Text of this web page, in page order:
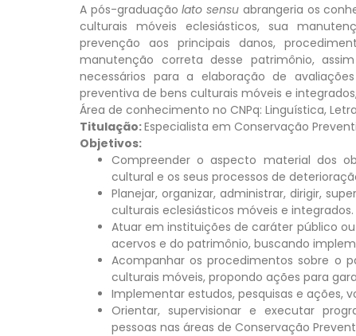
A pós-graduaçãolato sensu abrangeria os
culturais móveis eclesiásticos, sua
prevenção aos principais danos,
manutenção correta desse patrimônio,
necessários para a elaboração de
preventiva de bens culturais móveis e
Área de conhecimento no CNPq: Linguística,
Titulação:Especialista em Conservação
Objetivos:
Compreender o aspecto material dos
cultural e os seus processos de
Planejar, organizar, administrar, dirigir,
culturais eclesiásticos móveis e integrados.
Atuar em instituições de caráter público
acervos e do patrimônio, buscando
Acompanhar os procedimentos sobre o
culturais móveis, propondo ações para
Implementar estudos, pesquisas e ações,
Orientar, supervisionar e executar
pessoas nas áreas de Conservação